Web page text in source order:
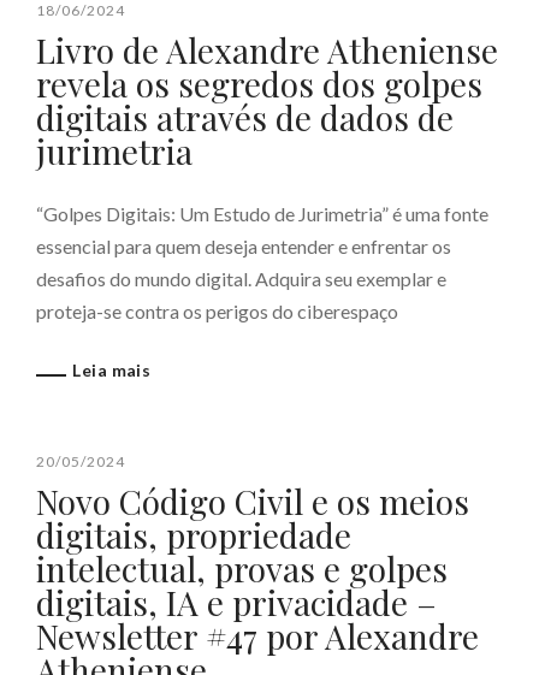
18/06/2024
Livro de Alexandre Atheniense
revela os segredos dos golpes
digitais através de dados de
jurimetria
“Golpes Digitais: Um Estudo de Jurimetria” é uma fonte
essencial para quem deseja entender e enfrentar os
desafios do mundo digital. Adquira seu exemplar e
proteja-se contra os perigos do ciberespaço
Leia mais
20/05/2024
Novo Código Civil e os meios
digitais, propriedade
intelectual, provas e golpes
digitais, IA e privacidade –
Newsletter #47 por Alexandre